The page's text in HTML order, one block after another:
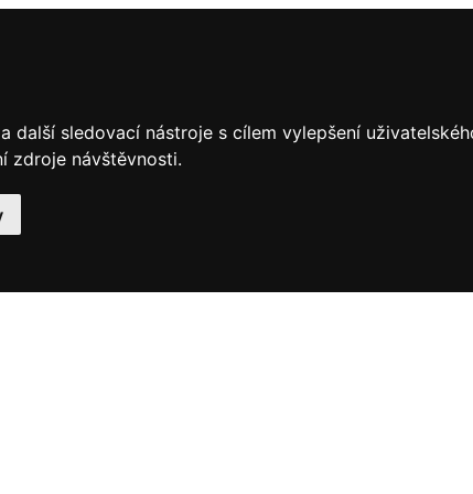
sledovací nástroje s cílem vylepšení
zdroje návštěvnosti.